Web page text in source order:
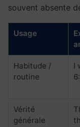
souvent absente
Usage
Habitude /
routine
I
Vérité
générale